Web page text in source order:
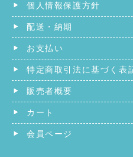
個人情報保護方針
配送・納期
お支払い
特定商取引法に基づく表
販売者概要
カート
会員ページ